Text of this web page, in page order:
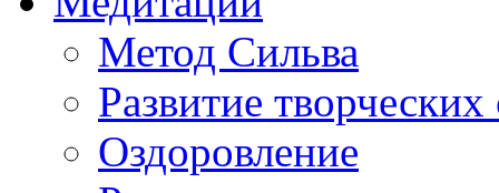
Метод Сильва
Развитие
Оздоровление